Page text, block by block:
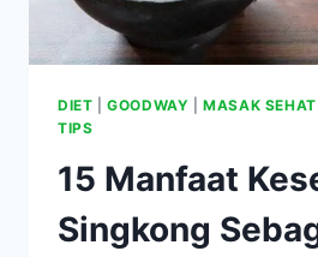
DIET |GOODWAY |MASAK SEHAT
TIPS
15 Manfaat
Singkong